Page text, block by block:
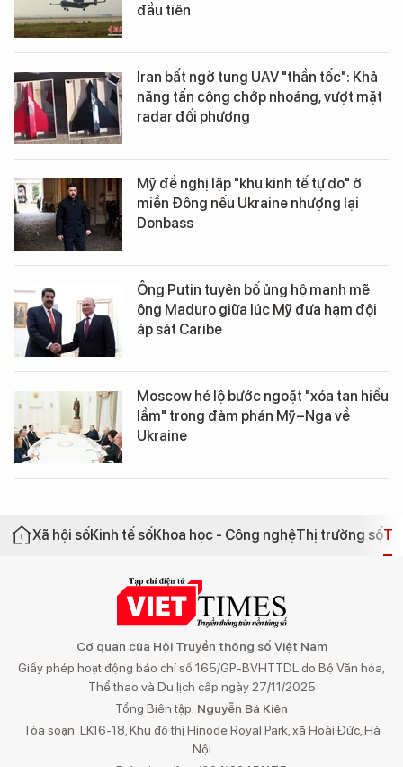
đầu tiên
Iran bất ngờ tung UAV "thần tốc": Khả
năng tấn công chớp nhoáng, vượt mặt
radar đối phương
Mỹ đề nghị lập "khu kinh tế tự do" ở
miền Đông nếu Ukraine nhượng lại
Donbass
Ông Putin tuyên bố ủng hộ mạnh mẽ
ông Maduro giữa lúc Mỹ đưa hạm đội
áp sát Caribe
Moscow hé lộ bước ngoặt "xóa tan hiểu
lầm" trong đàm phán Mỹ–Nga về
Ukraine
Xã hội sốKinh tế sốKhoa học - Công nghệThị trường số
Cơ quan của Hội Truyền thông số Việt Nam
Giấy phép hoạt động báo chí số 165/GP-BVHTTDL do Bộ Văn hóa,
Thể thao và Du lịch cấp ngày 27/11/2025
Tổng Biên tập: Nguyễn Bá Kiên
Tòa soạn: LK16-18, Khu đô thị Hinode Royal Park, xã Hoài Đức, Hà
Nội